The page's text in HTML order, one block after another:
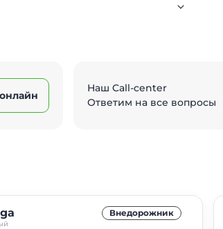
Наш Call-center
Ответим на все вопросы
Внедорожник